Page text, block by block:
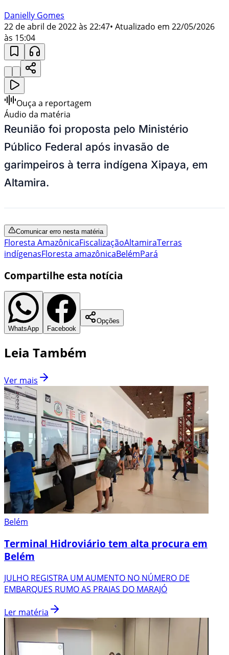
Danielly Gomes
22 de abril de 2022 às 22:47• Atualizado em 22/05/2026
às 15:04
Ouça a reportagem
Áudio da matéria
Reunião foi proposta pelo Ministério
Público Federal após invasão de
garimpeiros à terra indígena Xipaya, em
Altamira.
Comunicar erro nesta matéria
Floresta AmazônicaFiscalizaçãoAltamiraTerras
indígenasFloresta amazônicaBelémPará
Compartilhe esta notícia
WhatsApp Facebook
Opções
Leia Também
Ver mais
Belém
Terminal Hidroviário tem alta procura em
Belém
JULHO REGISTRA UM AUMENTO NO NÚMERO DE
EMBARQUES RUMO AS PRAIAS DO MARAJÓ
Ler matéria